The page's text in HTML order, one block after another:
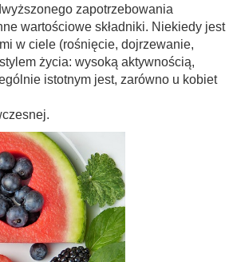
zapotrzebowania
wartościowe składniki. Niekiedy jest
w ciele (rośnięcie, dojrzewanie,
życia: wysoką aktywnością,
istotnym jest, zarówno u kobiet